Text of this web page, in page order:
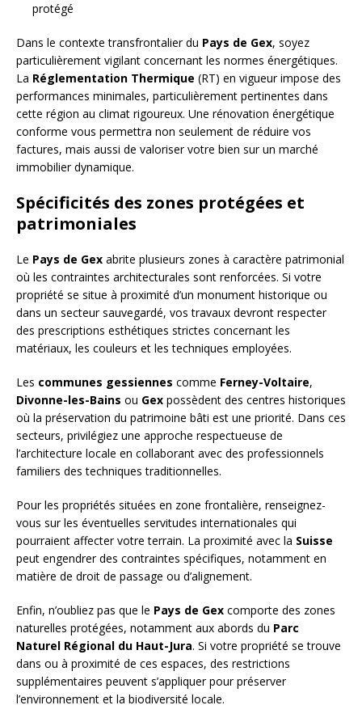
protégé
Dans le contexte transfrontalier du Pays de Gex, soyez
particulièrement vigilant concernant les normes énergétiques.
La Réglementation Thermique (RT) en vigueur impose des
performances minimales, particulièrement pertinentes dans
cette région au climat rigoureux. Une rénovation énergétique
conforme vous permettra non seulement de réduire vos
factures, mais aussi de valoriser votre bien sur un marché
immobilier dynamique.
Spécificités des zones protégées et
patrimoniales
Le Pays de Gex abrite plusieurs zones à caractère patrimonial
où les contraintes architecturales sont renforcées. Si votre
propriété se situe à proximité d’un monument historique ou
dans un secteur sauvegardé, vos travaux devront respecter
des prescriptions esthétiques strictes concernant les
matériaux, les couleurs et les techniques employées.
Les communes gessiennes comme Ferney-Voltaire,
Divonne-les-Bains ou Gex possèdent des centres historiques
où la préservation du patrimoine bâti est une priorité. Dans ces
secteurs, privilégiez une approche respectueuse de
l’architecture locale en collaborant avec des professionnels
familiers des techniques traditionnelles.
Pour les propriétés situées en zone frontalière, renseignez-
vous sur les éventuelles servitudes internationales qui
pourraient affecter votre terrain. La proximité avec la Suisse
peut engendrer des contraintes spécifiques, notamment en
matière de droit de passage ou d’alignement.
Enfin, n’oubliez pas que le Pays de Gex comporte des zones
naturelles protégées, notamment aux abords du Parc
Naturel Régional du Haut-Jura. Si votre propriété se trouve
dans ou à proximité de ces espaces, des restrictions
supplémentaires peuvent s’appliquer pour préserver
l’environnement et la biodiversité locale.